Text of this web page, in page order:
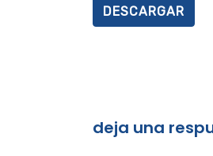
DESCARGAR
deja una